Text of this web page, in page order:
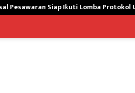
Protokol Upacara Kemerdekaan